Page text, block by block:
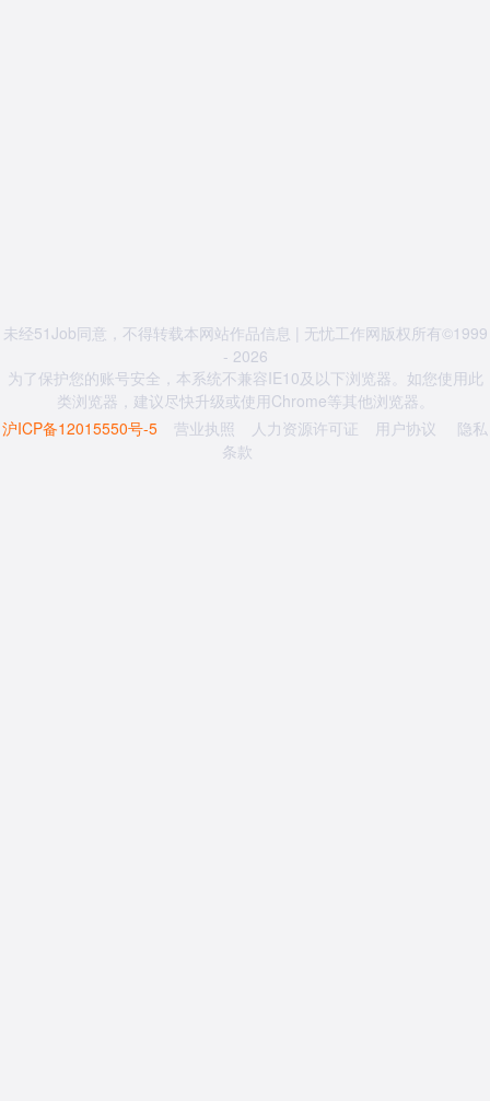
未经51Job同意，不得转载本网站作品信息 | 无忧工作网版权所有©1999
- 2026
为了保护您的账号安全，本系统不兼容IE10及以下浏览器。如您使用此
类浏览器，建议尽快升级或使用Chrome等其他浏览器。
沪ICP备12015550号-5
营业执照 人力资源许可证 用户协议
隐私
条款